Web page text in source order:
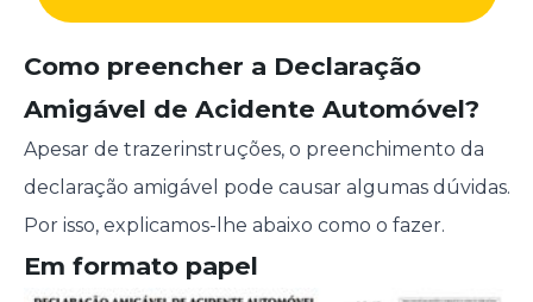
Como preencher a Declaração
Amigável de Acidente Automóvel?
Apesar de trazerinstruções, o preenchimento da
declaração amigável pode causar algumas dúvidas.
Por isso, explicamos-lhe abaixo como o fazer.
Em formato papel